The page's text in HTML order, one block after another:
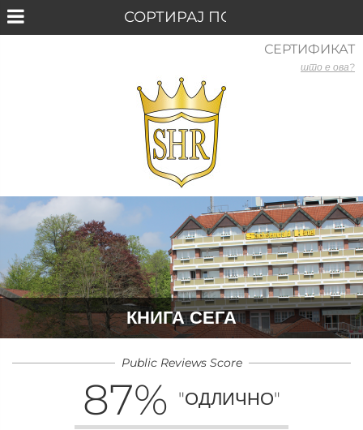
КНИГА СЕГА
Public Reviews Score
87% "ОДЛИЧНО"
СЕРТИФИКАТ
што е ова?